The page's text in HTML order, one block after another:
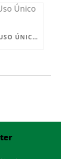
A DIRETIVA DE PLÁSTICOS DE USO ÚNICO DA UE